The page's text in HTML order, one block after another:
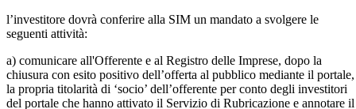
l’investitore dovrà conferire alla SIM un mandato a svolgere le
seguenti attività:
a) comunicare all'Offerente e al Registro delle Imprese, dopo la
chiusura con esito positivo dell’offerta al pubblico mediante il portale,
la propria titolarità di ‘socio’ dell’offerente per conto degli investitori
del portale che hanno attivato il Servizio di Rubricazione e annotare il